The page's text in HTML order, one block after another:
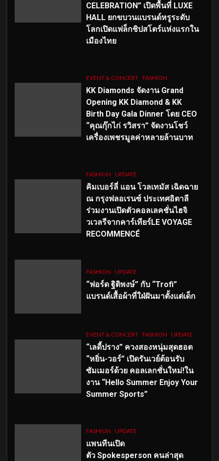
CELEBRATION” เปิดพื้นที่ LUXE
HALL ยกขบวนแบรนด์หรูระดับ
โลกเปิดแฟล็กชิปสโตร์แห่งแรกใน
เมืองไทย
EVENT & CONCERT FASHION
KK Diamonds จัดงาน Grand
Opening KK Diamond & KK
Birth Day Gala Dinner โดย CEO
“คุณกุ๊กไก่ รวิสรา” จัดงานโชว์
เครื่องเพชรมูลค่าหลายล้านบาท
FASHION UPDATE
คิมเบอร์ลี่ แอน โวลเทมัส เฉิดฉาย
ณ กรุงฟลอเรนซ์ ประเทศอิตาลี
ร่วมงานเปิดตัวคอลเลคชั่นไฮจิ
วเวลรีจากคาร์เทียร์LE VOYAGE
RECOMMENCÉ
FASHION UPDATE
“ฟอร์ด ฐิติพงษ์” กับ “Trofi”
แบรนด์เสื้อผ้าที่ใฝ่ฝันมาตั้งแต่เด็ก
EVENT & CONCERT FASHION UPDATE
“เลดี้ปราง” ควงสองหนุ่มสุดฮอต
“หยิ่น-วอร์” เปิดรันเวย์ต้อนรับ
ซัมเมอร์ด้วย คอลเลกชั่นใหม่!ใน
งาน “Hello Summer Enjoy Your
Summer Sports”
FASHION UPDATE
แพนทีนเปิด
ตัว Spokesperson คนล่าสุด